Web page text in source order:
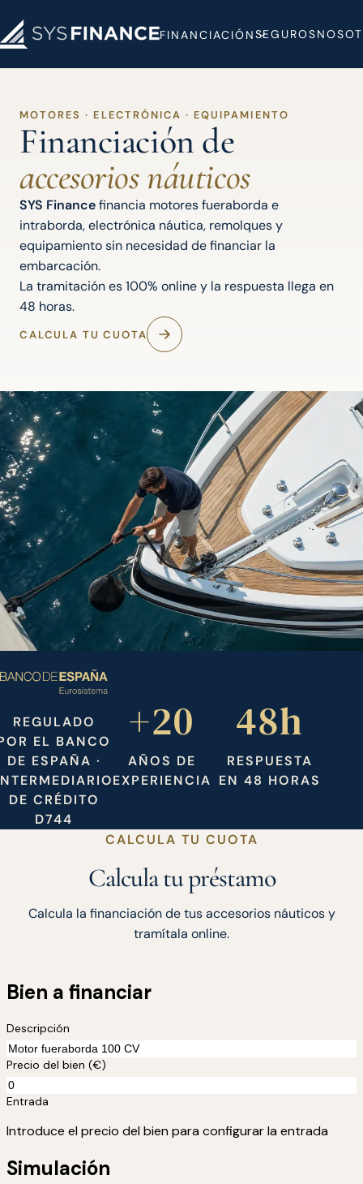
FINANCIACIÓNSEGUROS
MOTORES · ELECTRÓNICA · EQUIPAMIENTO
Financiación de
accesorios náuticos
SYS Financefinancia motores fueraborda e
intraborda, electrónica náutica, remolques y
equipamiento sin necesidad de financiar la
embarcación.
La tramitación es 100% online y la respuesta llega en
48 horas.
CALCULA TU CUOTA
REGULADO
EL BANCO
DE ESPAÑA ·
DE CRÉDITO
D744
+20
AÑOS DE
EXPERIENCIA
48h
RESPUESTA
EN 48 HORAS
CALCULA TU CUOTA
Calcula tu préstamo
Calcula la financiación de tus accesorios náuticos y
tramítala online.